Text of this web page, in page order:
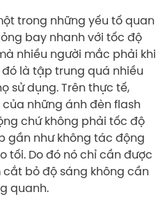
trong những yếu tố quan
bay nhanh với tốc độ
nhiều người mắc phải khi
đó là tập trung quá nhiều
sử dụng. Trên thực tế,
những ánh đèn flash
chứ không phải tốc độ
gần như không tác động
tối. Do đó nó chỉ cần được
bỏ độ sáng không cần
quanh.